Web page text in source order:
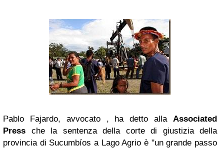
Pablo Fajardo, avvocato , ha detto alla Associated
Press che la sentenza della corte di giustizia della
provincia di Sucumbíos a Lago Agrio è "un grande passo